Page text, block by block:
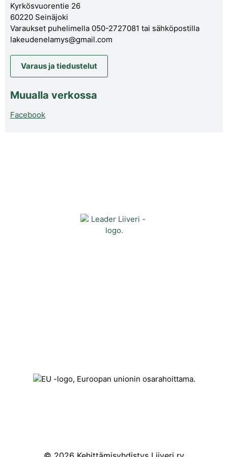
Kyrkösvuorentie 26
60220 Seinäjoki
Varaukset puhelimella 050-2727081 tai sähköpostilla
lakeudenelamys@gmail.com
Varaus ja tiedustelut
Muualla verkossa
Facebook